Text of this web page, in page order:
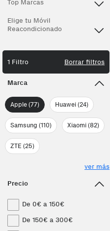
Top Marcas
Elige tu Móvil
Reacondicionado
1 Filtro Borrar filtros
Marca
Apple (77) Huawei (24)
Samsung (110) Xiaomi (82)
ZTE (25)
ver más
Precio
De 0€ a 150€
De 150€ a 300€